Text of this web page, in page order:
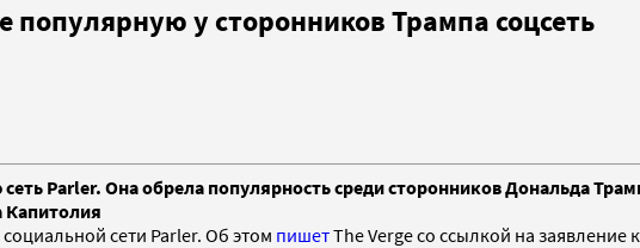
популярную у сторонников Трампа соцсеть
Parler. Она обрела популярность среди сторонников Дональда
Капитолия
сети Parler. Об этом пишетThe Verge со ссылкой на заявление